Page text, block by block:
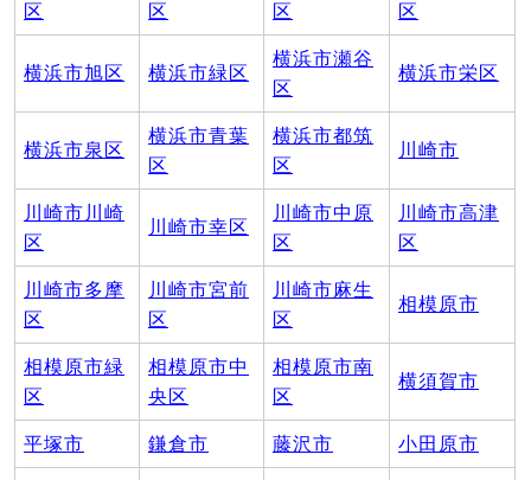
区
区
区
区
横浜市旭区 横浜市緑区
横浜市瀬谷
区
横浜市栄区
横浜市泉区
横浜市青葉
区
横浜市都筑
区
川崎市
川崎市川崎
区
川崎市幸区
川崎市中原
区
川崎市高津
区
川崎市多摩
区
川崎市宮前
区
川崎市麻生
区
相模原市
相模原市緑
区
相模原市中
央区
相模原市南
区
横須賀市
平塚市 鎌倉市 藤沢市 小田原市